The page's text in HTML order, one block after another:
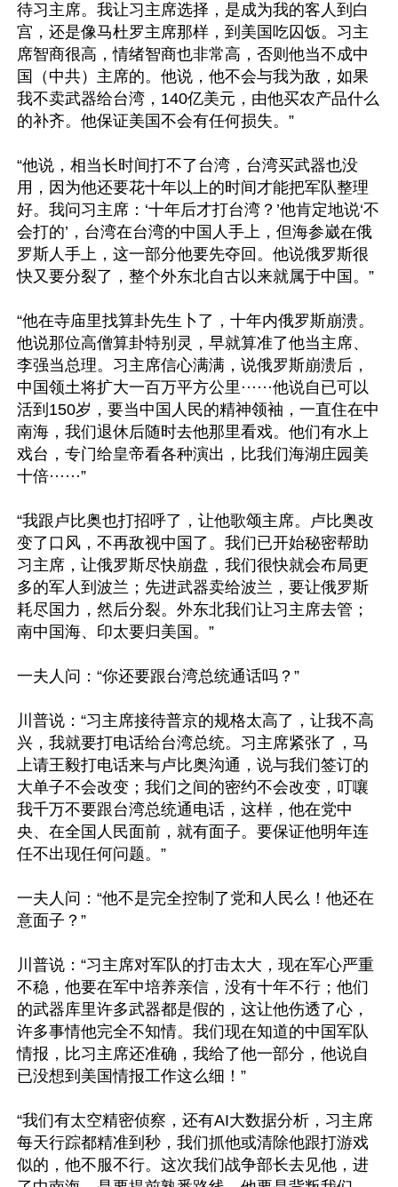
待习主席。我让习主席选择，是成为我的客人到白
宫，还是像马杜罗主席那样，到美国吃囚饭。习主
席智商很高，情绪智商也非常高，否则他当不成中
国（中共）主席的。他说，他不会与我为敌，如果
我不卖武器给台湾，140亿美元，由他买农产品什么
的补齐。他保证美国不会有任何损失。”
“他说，相当长时间打不了台湾，台湾买武器也没
用，因为他还要花十年以上的时间才能把军队整理
好。我问习主席：‘十年后才打台湾？’他肯定地说‘不
会打的’，台湾在台湾的中国人手上，但海参崴在俄
罗斯人手上，这一部分他要先夺回。他说俄罗斯很
快又要分裂了，整个外东北自古以来就属于中国。”
“他在寺庙里找算卦先生卜了，十年内俄罗斯崩溃。
他说那位高僧算卦特别灵，早就算准了他当主席、
李强当总理。习主席信心满满，说俄罗斯崩溃后，
中国领土将扩大一百万平方公里······他说自已可以
活到150岁，要当中国人民的精神领袖，一直住在中
南海，我们退休后随时去他那里看戏。他们有水上
戏台，专门给皇帝看各种演出，比我们海湖庄园美
十倍······”
“我跟卢比奥也打招呼了，让他歌颂主席。卢比奥改
变了口风，不再敌视中国了。我们已开始秘密帮助
习主席，让俄罗斯尽快崩盘，我们很快就会布局更
多的军人到波兰；先进武器卖给波兰，要让俄罗斯
耗尽国力，然后分裂。外东北我们让习主席去管；
南中国海、印太要归美国。”
一夫人问：“你还要跟台湾总统通话吗？”
川普说：“习主席接待普京的规格太高了，让我不高
兴，我就要打电话给台湾总统。习主席紧张了，马
上请王毅打电话来与卢比奥沟通，说与我们签订的
大单子不会改变；我们之间的密约不会改变，叮嚷
我千万不要跟台湾总统通电话，这样，他在党中
央、在全国人民面前，就有面子。要保证他明年连
任不出现任何问题。”
一夫人问：“他不是完全控制了党和人民么！他还在
意面子？”
川普说：“习主席对军队的打击太大，现在军心严重
不稳，他要在军中培养亲信，没有十年不行；他们
的武器库里许多武器都是假的，这让他伤透了心，
许多事情他完全不知情。我们现在知道的中国军队
情报，比习主席还准确，我给了他一部分，他说自
已没想到美国情报工作这么细！”
“我们有太空精密侦察，还有AI大数据分析，习主席
每天行踪都精准到秒，我们抓他或清除他跟打游戏
似的，他不服不行。这次我们战争部长去见他，进